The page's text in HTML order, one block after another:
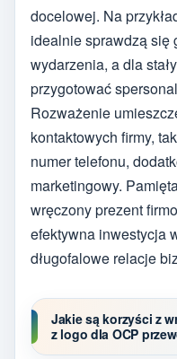
docelowej. Na
idealnie sprawdzą się
wydarzenia, a dla
przygotować
Rozważenie
kontaktowych firmy,
numer telefonu,
marketingowy.
wręczony prezent
efektywna inwestycja
długofalowe relacje
Jakie są korzyści z
z logo dla OCP